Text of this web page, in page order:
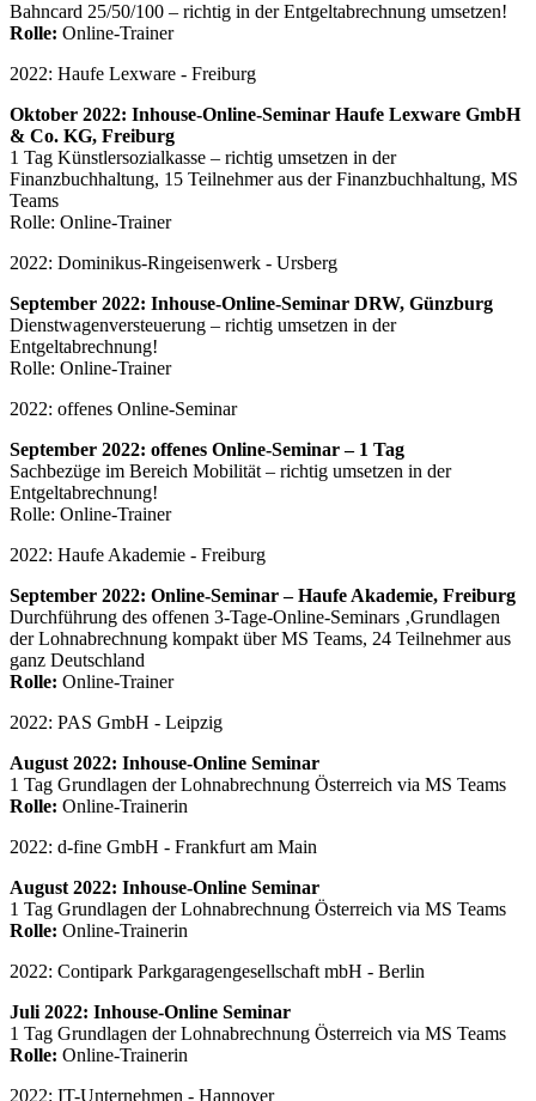
Bahncard 25/50/100 – richtig in der Entgeltabrechnung umsetzen!
Rolle: Online-Trainer
2022: Haufe Lexware - Freiburg
Oktober 2022: Inhouse-Online-Seminar Haufe Lexware GmbH
& Co. KG, Freiburg
1 Tag Künstlersozialkasse – richtig umsetzen in der
Finanzbuchhaltung, 15 Teilnehmer aus der Finanzbuchhaltung, MS
Teams
Rolle: Online-Trainer
2022: Dominikus-Ringeisenwerk - Ursberg
September 2022: Inhouse-Online-Seminar DRW, Günzburg
Dienstwagenversteuerung – richtig umsetzen in der
Entgeltabrechnung!
Rolle: Online-Trainer
2022: offenes Online-Seminar
September 2022: offenes Online-Seminar – 1 Tag
Sachbezüge im Bereich Mobilität – richtig umsetzen in der
Entgeltabrechnung!
Rolle: Online-Trainer
2022: Haufe Akademie - Freiburg
September 2022: Online-Seminar – Haufe Akademie, Freiburg
Durchführung des offenen 3-Tage-Online-Seminars ‚Grundlagen
der Lohnabrechnung kompakt über MS Teams, 24 Teilnehmer aus
ganz Deutschland
Rolle: Online-Trainer
2022: PAS GmbH - Leipzig
August 2022: Inhouse-Online Seminar
1 Tag Grundlagen der Lohnabrechnung Österreich via MS Teams
Rolle: Online-Trainerin
2022: d-fine GmbH - Frankfurt am Main
August 2022: Inhouse-Online Seminar
1 Tag Grundlagen der Lohnabrechnung Österreich via MS Teams
Rolle: Online-Trainerin
2022: Contipark Parkgaragengesellschaft mbH - Berlin
Juli 2022: Inhouse-Online Seminar
1 Tag Grundlagen der Lohnabrechnung Österreich via MS Teams
Rolle: Online-Trainerin
2022: IT-Unternehmen - Hannover